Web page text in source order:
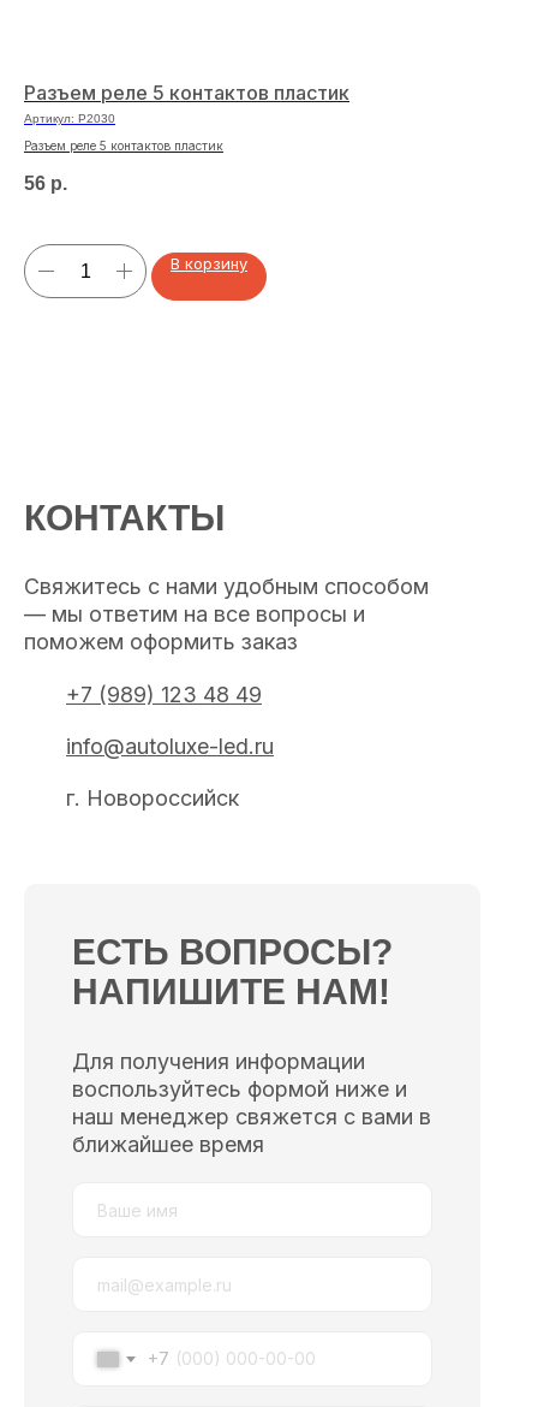
Разъем реле 5 контактов пластик
Артикул: P2030
Разъем реле 5 контактов пластик
56 р.
В корзину
КОНТАКТЫ
ЕСТЬ ВОПРОСЫ?
НАПИШИТЕ НАМ!
Свяжитесь с нами удобным способом
— мы ответим на все вопросы и
поможем оформить заказ
Для получения информации
воспользуйтесь формой ниже и
наш менеджер свяжется с вами в
ближайшее время
+7 (989) 123 48 49
info@autoluxe-led.ru
г. Новороссийск
+7